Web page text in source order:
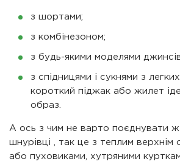
з шортами;
з комбінезоном;
з будь-якими моделями
з спідницями і сукнями з
короткий піджак або жилет
образ.
А ось з чим не варто поєднувати
шнурівці , так це з теплим верхнім
або пуховиками, хутряними